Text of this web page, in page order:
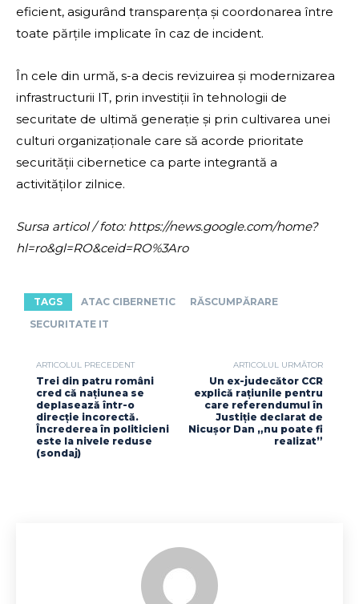
eficient, asigurând transparența și coordonarea între
toate părțile implicate în caz de incident.
În cele din urmă, s-a decis revizuirea și modernizarea
infrastructurii IT, prin investiții în tehnologii de
securitate de ultimă generație și prin cultivarea unei
culturi organizaționale care să acorde prioritate
securității cibernetice ca parte integrantă a
activităților zilnice.
Sursa articol / foto: https://news.google.com/home?
hl=ro&gl=RO&ceid=RO%3Aro
TAGS ATAC CIBERNETIC
RĂSCUMPĂRARE
SECURITATE IT
ARTICOLUL PRECEDENT
Trei din patru români
cred că națiunea se
deplasează într-o
direcție incorectă.
Încrederea în politicieni
este la nivele reduse
(sondaj)
ARTICOLUL URMĂTOR
Un ex-judecător CCR
explică rațiunile pentru
care referendumul în
Justiție declarat de
Nicușor Dan „nu poate fi
realizat”